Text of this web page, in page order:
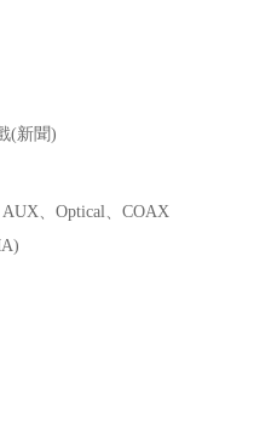
(新聞)
AUX Optical
COAX